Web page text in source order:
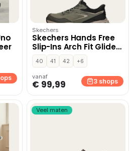
Skechers
Skechers Hands Free
Slip-Ins Arch Fit Glide-
Step Orvan Talon
instapschoenen –
Groen
40 41 42 +6
vanaf
€ 99,99 3 shops
Veel maten